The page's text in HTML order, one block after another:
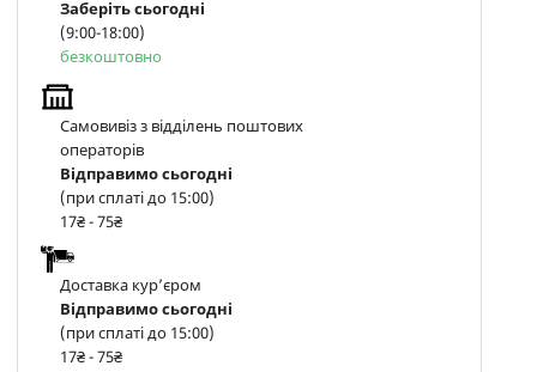
Заберіть сьогодні
(9:00-18:00)
безкоштовно
Самовивіз з відділень поштових
операторів
Відправимо сьогодні
(при сплаті до 15:00)
17₴ - 75₴
Доставка курʼєром
Відправимо сьогодні
(при сплаті до 15:00)
17₴ - 75₴